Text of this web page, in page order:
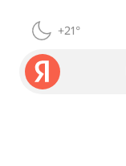
+21°